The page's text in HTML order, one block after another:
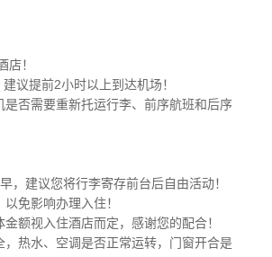
！
议提前2小时以上到达机场！
否需要重新托运行李、前序航班和后序
，建议您将行李寄存前台后自由活动！
免影响办理入住！
额视入住酒店而定，感谢您的配合！
热水、空调是否正常运转，门窗开合是